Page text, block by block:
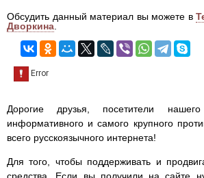
Обсудить данный материал вы можете в
Дворкина
Дорогие друзья, посетители
информативного и самого крупного
всего русскоязычного интернета!
Для того, чтобы поддерживать и